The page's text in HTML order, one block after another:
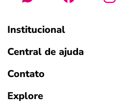
Institucional
Central de ajuda
Contato
Explore